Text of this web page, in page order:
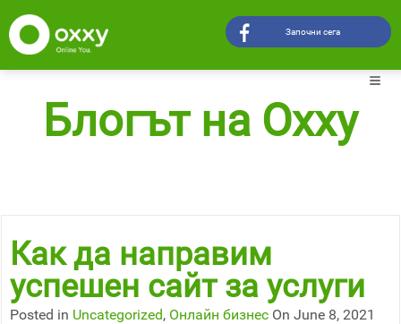
Блогът на Oxxy
Как да направим
успешен сайт за услуги
Posted in Uncategorized, Онлайн бизнес On June 8, 2021
Започни сега